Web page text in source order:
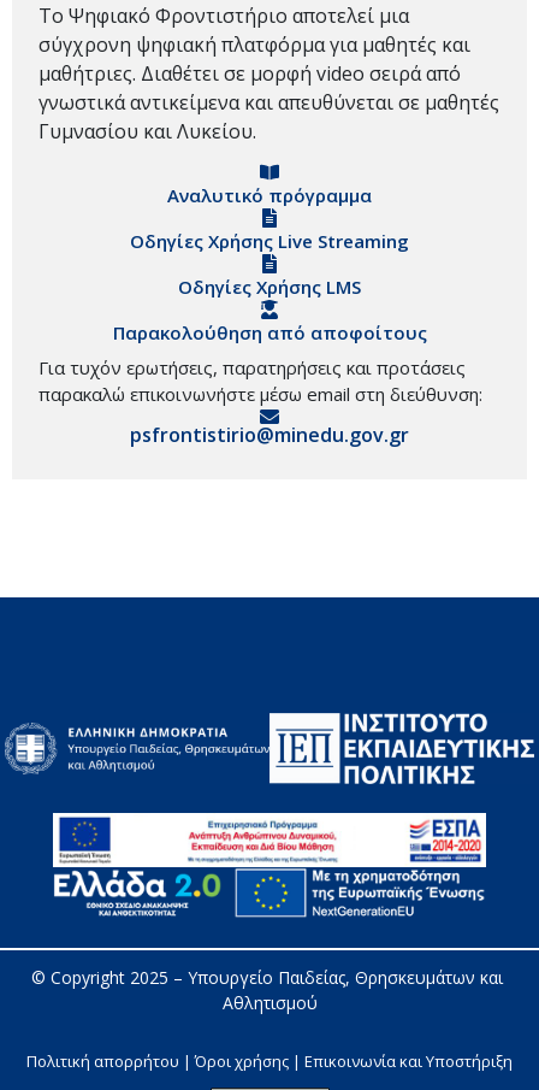
Το Ψηφιακό Φροντιστήριο αποτελεί μια
σύγχρονη ψηφιακή πλατφόρμα για μαθητές και
μαθήτριες. Διαθέτει σε μορφή video σειρά από
γνωστικά αντικείμενα και απευθύνεται σε μαθητές
Γυμνασίου και Λυκείου.
Αναλυτικό πρόγραμμα
Οδηγίες Χρήσης Live Streaming
Οδηγίες Χρήσης LMS
Παρακολούθηση από αποφοίτους
Για τυχόν ερωτήσεις, παρατηρήσεις και προτάσεις
παρακαλώ επικοινωνήστε μέσω email στη διεύθυνση:
psfrontistirio@minedu.gov.gr
© Copyright 2025 – Υπουργείο Παιδείας, Θρησκευμάτων και
Αθλητισμού
Πολιτική απορρήτου | Όροι χρήσης | Επικοινωνία και Υποστήριξη